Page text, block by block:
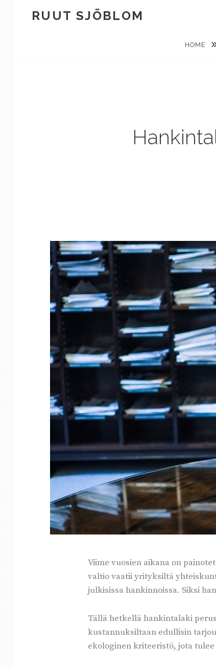
RUUT SJÖBLOM
HOME
Viime vuosien aikana on
valtio vaatii yrityksiltä
julkisissa hankinnoissa. Siksi
Tällä hetkellä hankintalaki
kustannuksiltaan edullisin
ekologinen kriteeristö, jota